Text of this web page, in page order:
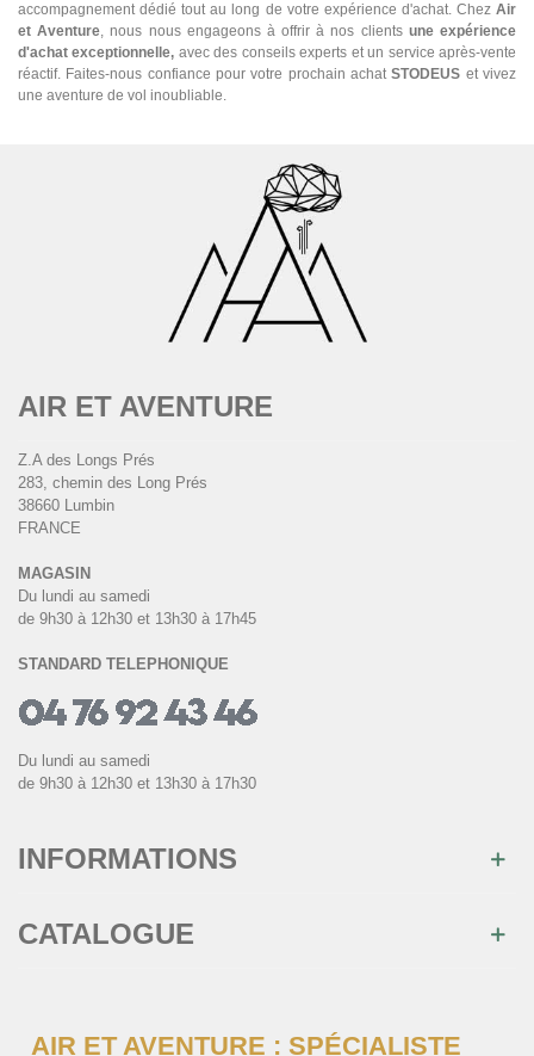
accompagnement dédié tout au long de votre expérience d'achat. ChezAir
et Aventure, nous nous engageons à offrir à nos clients une expérience
d'achat exceptionnelle, avec des conseils experts et un service après-vente
réactif. Faites-nous confiance pour votre prochain achatSTODEUS et vivez
une aventure de vol inoubliable.
AIR ET AVENTURE
Z.A des Longs Prés
283, chemin des Long Prés
38660 Lumbin
FRANCE
MAGASIN
Du lundi au samedi
de 9h30 à 12h30 et 13h30 à 17h45
STANDARD TELEPHONIQUE
Du lundi au samedi
de 9h30 à 12h30 et 13h30 à 17h30
INFORMATIONS
CATALOGUE
AIR ET AVENTURE : SPÉCIALISTE